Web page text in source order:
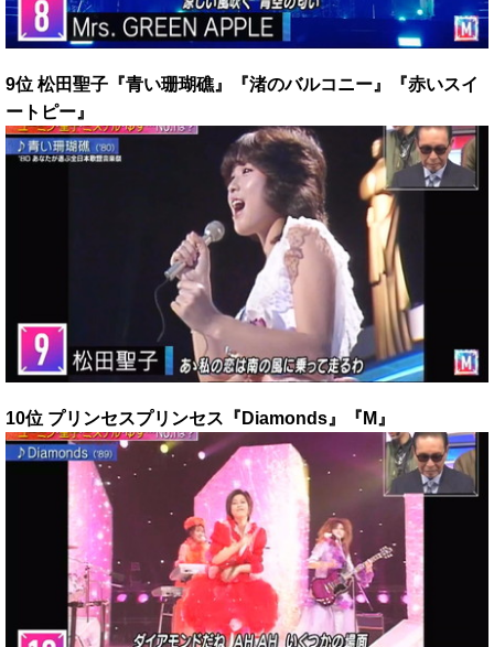
9位 松田聖子『青い珊瑚礁』『渚のバルコニー』『赤いスイ
ートピー』
10位 プリンセスプリンセス『Diamonds』『M』